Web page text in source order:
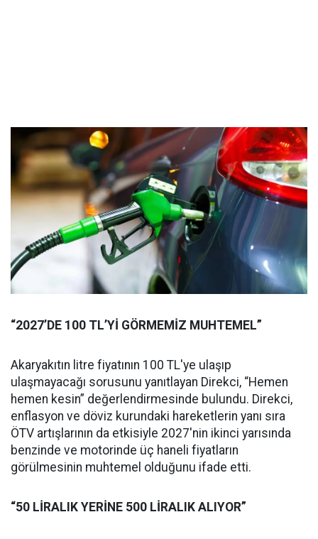
“2027’DE 100 TL’Yİ GÖRMEMİZ MUHTEMEL”
Akaryakıtın litre fiyatının 100 TL'ye ulaşıp
ulaşmayacağı sorusunu yanıtlayan Direkci, “Hemen
hemen kesin” değerlendirmesinde bulundu. Direkci,
enflasyon ve döviz kurundaki hareketlerin yanı sıra
ÖTV artışlarının da etkisiyle 2027'nin ikinci yarısında
benzinde ve motorinde üç haneli fiyatların
görülmesinin muhtemel olduğunu ifade etti.
“50 LİRALIK YERİNE 500 LİRALIK ALIYOR”